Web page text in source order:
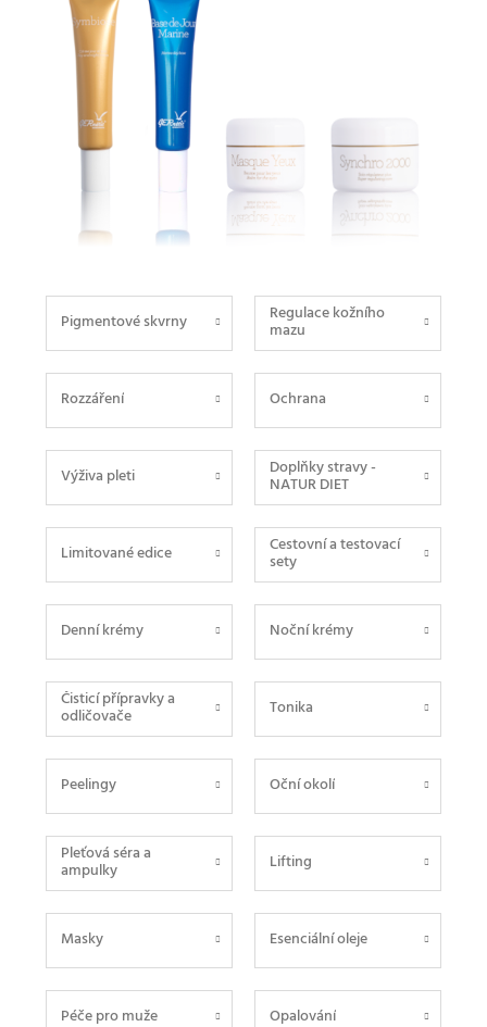
Pigmentové skvrny Regulace kožního
mazu
Rozzáření Ochrana
Výživa pleti Doplňky stravy -
NATUR DIET
Limitované edice Cestovní a testovací
sety
Denní krémy Noční krémy
Čisticí přípravky a
odličovače Tonika
Peelingy Oční okolí
Pleťová séra a
ampulky Lifting
Masky Esenciální oleje
Péče pro muže Opalování